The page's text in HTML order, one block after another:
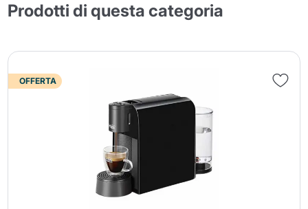
Prodotti di questa categoria
OFFERTA